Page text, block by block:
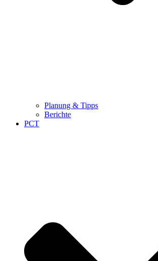
Planung & Tipps
Berichte
PCT